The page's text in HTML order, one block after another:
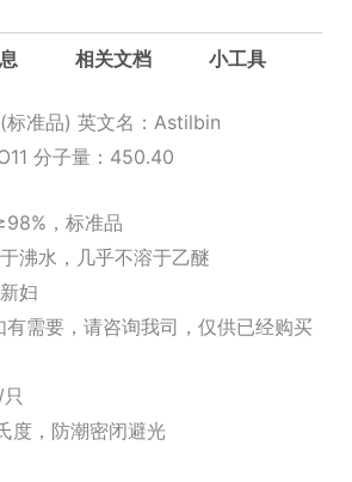
相关文档 小工具
标准品) 英文名：Astilbin
分子量：450.40
，标准品
沸水，几乎不溶于乙醚
妇
需要，请咨询我司，仅供已经购买
度，防潮密闭避光